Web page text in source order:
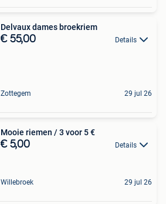
Delvaux dames broekriem
€ 55,00 Details
Zottegem 29 jul 26
Mooie riemen / 3 voor 5 €
€ 5,00 Details
Willebroek 29 jul 26